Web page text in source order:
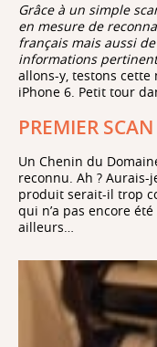
Grâce à un simple
en mesure de
français mais aussi
informations
allons-y, testons
iPhone 6. Petit tour
PREMIER SCAN
Un Chenin du
reconnu. Ah ?
produit serait-il trop
qui n’a pas encore
ailleurs…